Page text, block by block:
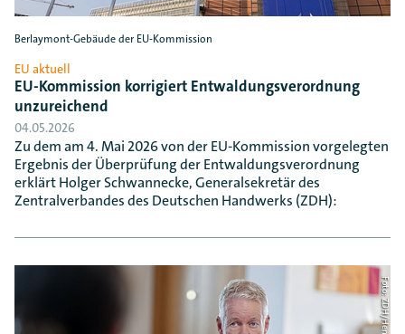
Berlaymont-Gebäude der EU-Kommission
EU aktuell
EU-Kommission korrigiert Entwaldungsverordnung
unzureichend
04.05.2026
Zu dem am 4. Mai 2026 von der EU-Kommission vorgelegten
Ergebnis der Überprüfung der Entwaldungsverordnung
erklärt Holger Schwannecke, Generalsekretär des
Zentralverbandes des Deutschen Handwerks (ZDH):